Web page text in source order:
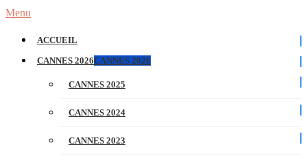
Menu
ACCUEIL
CANNES 2026CANNES 2026
CANNES 2025
CANNES 2024
CANNES 2023